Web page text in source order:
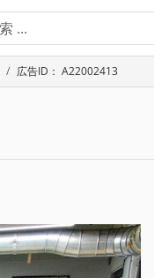
広告ID： A22002413